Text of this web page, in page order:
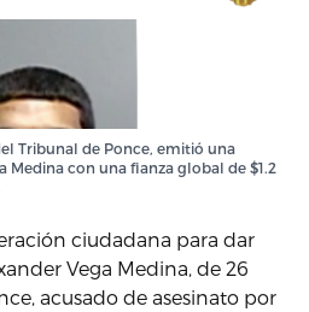
Tribunal de Ponce, emitió una
Medina con una fianza global de $1.2
ciudadana para dar
Vega Medina, de 26
acusado de asesinato por